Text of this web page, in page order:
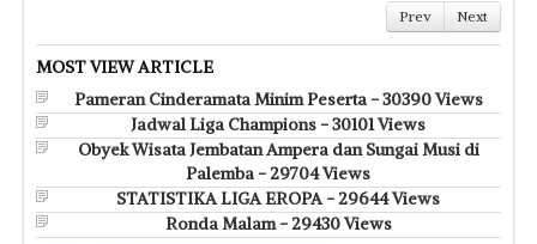
Prev Next
MOST VIEW ARTICLE
Pameran Cinderamata Minim Peserta - 30390 Views
Jadwal Liga Champions - 30101 Views
Obyek Wisata Jembatan Ampera dan Sungai Musi di
Palemba - 29704 Views
STATISTIKA LIGA EROPA - 29644 Views
Ronda Malam - 29430 Views